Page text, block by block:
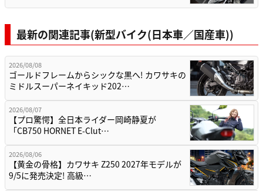
最新の関連記事(新型バイク(日本車／国産車))
2026/08/08
ゴールドフレームからシックな黒へ! カワサキの
ミドルスーパーネイキッド202…
2026/08/07
【プロ驚愕】全日本ライダー岡崎静夏が
「CB750 HORNET E-Clut…
2026/08/06
【黄金の骨格】カワサキ Z250 2027年モデルが
9/5に発売決定! 高級…